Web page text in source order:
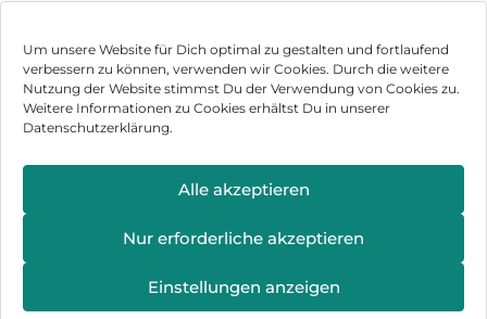
Um unsere Website für Dich optimal zu gestalten und fortlaufend
verbessern zu können, verwenden wir Cookies. Durch die weitere
Nutzung der Website stimmst Du der Verwendung von Cookies zu.
Weitere Informationen zu Cookies erhältst Du in unserer
Datenschutzerklärung.
Alle akzeptieren
Nur erforderliche akzeptieren
Einstellungen anzeigen
Impressum
Hinweis zur Batterieentsorgung
Newsletter
Können wir Dir behilflich sein?